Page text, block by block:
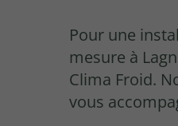
Pour une
mesure à
Clima Froid.
vous